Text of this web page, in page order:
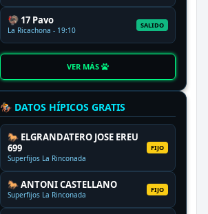
🦃 17 Pavo
La Ricachona - 19:10
SALIDO
VER MÁS
🏇 DATOS HÍPICOS GRATIS
🐎 ELGRANDATERO JOSE EREU
699
Superfijos La Rinconada
FIJO
🐎 ANTONI CASTELLANO
Superfijos La Rinconada
FIJO